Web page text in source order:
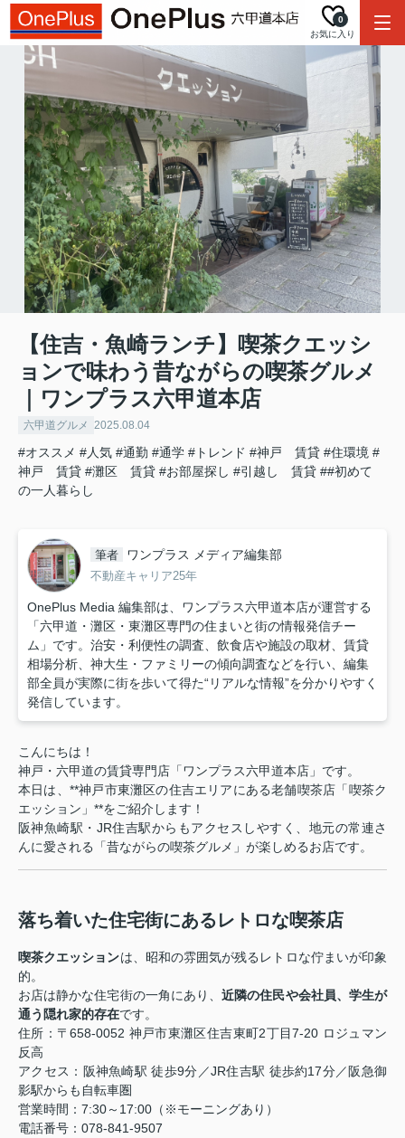
お気に入り
0
【住吉・魚崎ランチ】喫茶クエッシ
ョンで味わう昔ながらの喫茶グルメ
｜ワンプラス六甲道本店
六甲道グルメ 2025.08.04
#オススメ #人気 #通勤 #通学 #トレンド #神戸 賃貸 #住環境 #
神戸 賃貸 #灘区 賃貸 #お部屋探し #引越し 賃貸 ##初めて
の一人暮らし
筆者 ワンプラス メディア編集部
不動産キャリア25年
OnePlus Media 編集部は、ワンプラス六甲道本店が運営する
「六甲道・灘区・東灘区専門の住まいと街の情報発信チー
ム」です。治安・利便性の調査、飲食店や施設の取材、賃貸
相場分析、神大生・ファミリーの傾向調査などを行い、編集
部全員が実際に街を歩いて得た“リアルな情報”を分かりやすく
発信しています。
こんにちは！
神戸・六甲道の賃貸専門店「ワンプラス六甲道本店」です。
本日は、**神戸市東灘区の住吉エリアにある老舗喫茶店「喫茶ク
エッション」**をご紹介します！
阪神魚崎駅・JR住吉駅からもアクセスしやすく、地元の常連さ
んに愛される「昔ながらの喫茶グルメ」が楽しめるお店です。
落ち着いた住宅街にあるレトロな喫茶店
喫茶クエッションは、昭和の雰囲気が残るレトロな佇まいが印象
的。
お店は静かな住宅街の一角にあり、近隣の住民や会社員、学生が
通う隠れ家的存在です。
住所：〒658-0052 神戸市東灘区住吉東町2丁目7-20 ロジュマン
反高
アクセス：阪神魚崎駅 徒歩9分／JR住吉駅 徒歩約17分／阪急御
影駅からも自転車圏
営業時間：7:30～17:00（※モーニングあり）
電話番号：078-841-9507